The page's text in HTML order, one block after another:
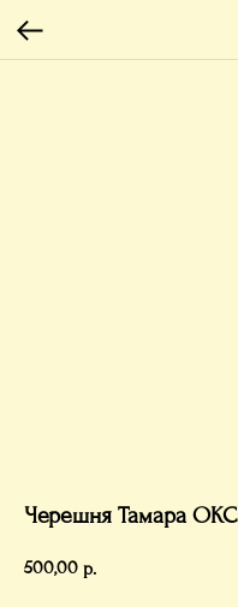
Черешня Тамара ОКС
500,00 р.